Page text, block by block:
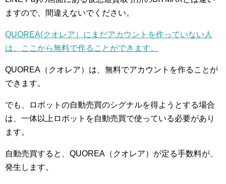
ますので、間違えないでください。
QUOREA(クオレア）にまだアカウントを作っていない人
は、ここから無料で作ることができます。
QUOREA（クオレア）は、無料でアカウントを作ることが
できます。
でも、ロボットの自動売買のシグナルを得ようとする場合
は、一体以上ロボットを自動売買で使っている必要があり
ます。
自動売買すると、QUOREA（クオレア）が定る手数料が、
発生します。